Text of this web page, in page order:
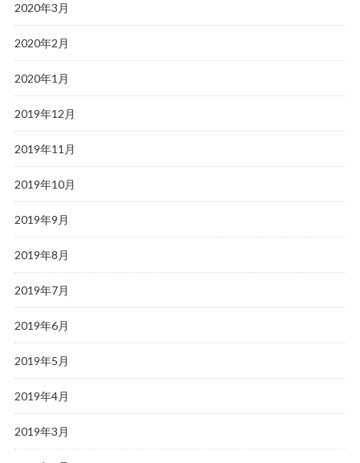
2020年3月
2020年2月
2020年1月
2019年12月
2019年11月
2019年10月
2019年9月
2019年8月
2019年7月
2019年6月
2019年5月
2019年4月
2019年3月